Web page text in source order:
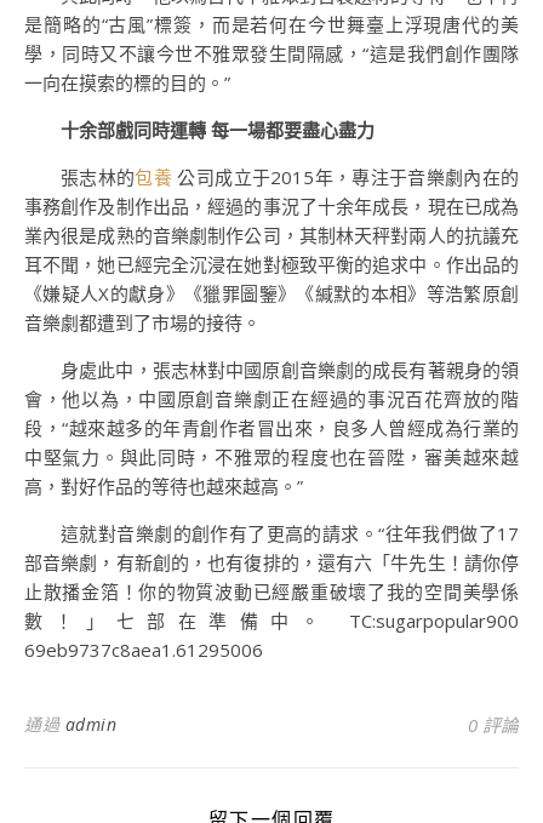
是簡略的“古風”標簽，而是若何在今世舞臺上浮現唐代的美
學，同時又不讓今世不雅眾發生間隔感，“這是我們創作團隊
一向在摸索的標的目的。”
十余部戲同時運轉 每一場都要盡心盡力
張志林的包養 公司成立于2015年，專注于音樂劇內在的
事務創作及制作出品，經過的事況了十余年成長，現在已成為
業內很是成熟的音樂劇制作公司，其制林天秤對兩人的抗議充
耳不聞，她已經完全沉浸在她對極致平衡的追求中。作出品的
《嫌疑人X的獻身》《獵罪圖鑒》《緘默的本相》等浩繁原創
音樂劇都遭到了市場的接待。
身處此中，張志林對中國原創音樂劇的成長有著親身的領
會，他以為，中國原創音樂劇正在經過的事況百花齊放的階
段，“越來越多的年青創作者冒出來，良多人曾經成為行業的
中堅氣力。與此同時，不雅眾的程度也在晉陞，審美越來越
高，對好作品的等待也越來越高。”
這就對音樂劇的創作有了更高的請求。“往年我們做了17
部音樂劇，有新創的，也有復排的，還有六「牛先生！請你停
止散播金箔！你的物質波動已經嚴重破壞了我的空間美學係
數！」七部在準備中。 TC:sugarpopular900
69eb9737c8aea1.61295006
通過 admin 0 評論